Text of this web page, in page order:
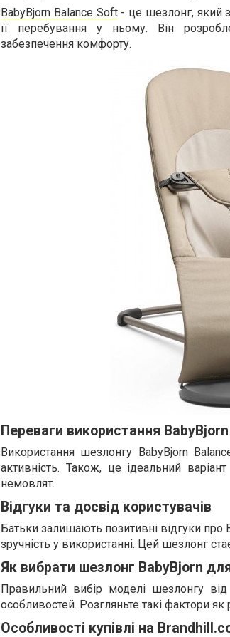
BabyBjorn Balance Soft- це шезлонг, який
її перебування у ньому. Він
забезпечення комфорту.
Переваги використання
Використання шезлонгу BabyBjorn
активність. Також, це ідеальний
немовлят.
Відгуки та досвід користувачів
Батьки залишають позитивні відгуки
зручність у використанні. Цей шезлонг
Як вибрати шезлонг BabyBjorn
Правильний вибір моделі шезлонгу
особливостей. Розгляньте такі фактори
Особливості купівлі на